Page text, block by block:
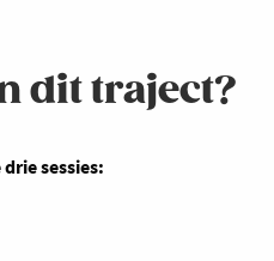
dit traject?
sessies: